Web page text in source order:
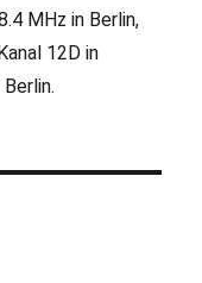
MHz in Berlin,
12D in